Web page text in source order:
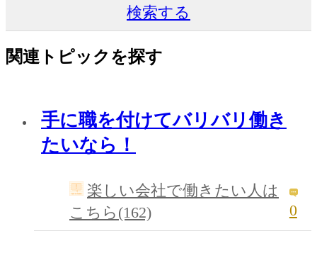
検索する
関連トピックを探す
手に職を付けてバリバリ働き
たいなら！
楽しい会社で働きたい人は
こちら(162)
0